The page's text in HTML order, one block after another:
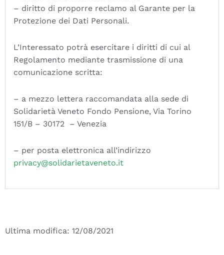
– diritto di proporre reclamo al Garante per la
Protezione dei Dati Personali.
L’Interessato potrà esercitare i diritti di cui al
Regolamento mediante trasmissione di una
comunicazione scritta:
– a mezzo lettera raccomandata alla sede di
Solidarietà Veneto Fondo Pensione, Via Torino
151/B – 30172 – Venezia
– per posta elettronica all’indirizzo
privacy@solidarietaveneto.it
Ultima modifica: 12/08/2021